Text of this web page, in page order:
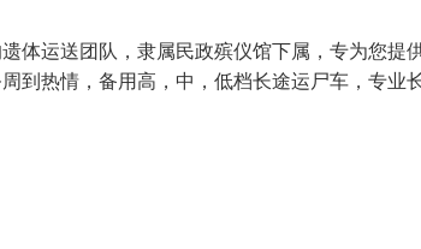
运送团队，隶属民政殡仪馆下属，专为您提
热情，备用高，中，低档长途运尸车，专业